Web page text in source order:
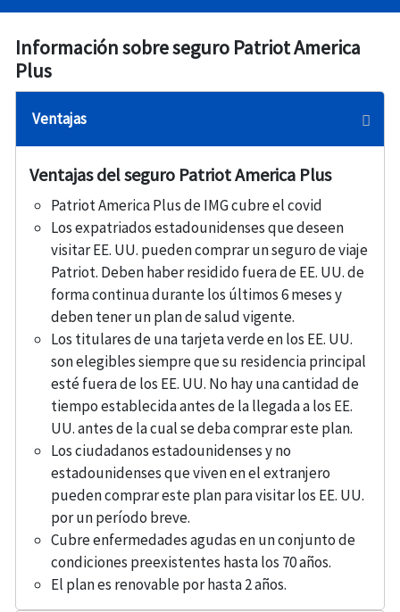
Información sobre seguro Patriot America
Plus
Ventajas
Ventajas del seguro Patriot America Plus
Patriot America Plus de IMG cubre el covid
Los expatriados estadounidenses que deseen
visitar EE. UU. pueden comprar un seguro de viaje
Patriot. Deben haber residido fuera de EE. UU. de
forma continua durante los últimos 6 meses y
deben tener un plan de salud vigente.
Los titulares de una tarjeta verde en los EE. UU.
son elegibles siempre que su residencia principal
esté fuera de los EE. UU. No hay una cantidad de
tiempo establecida antes de la llegada a los EE.
UU. antes de la cual se deba comprar este plan.
Los ciudadanos estadounidenses y no
estadounidenses que viven en el extranjero
pueden comprar este plan para visitar los EE. UU.
por un período breve.
Cubre enfermedades agudas en un conjunto de
condiciones preexistentes hasta los 70 años.
El plan es renovable por hasta 2 años.